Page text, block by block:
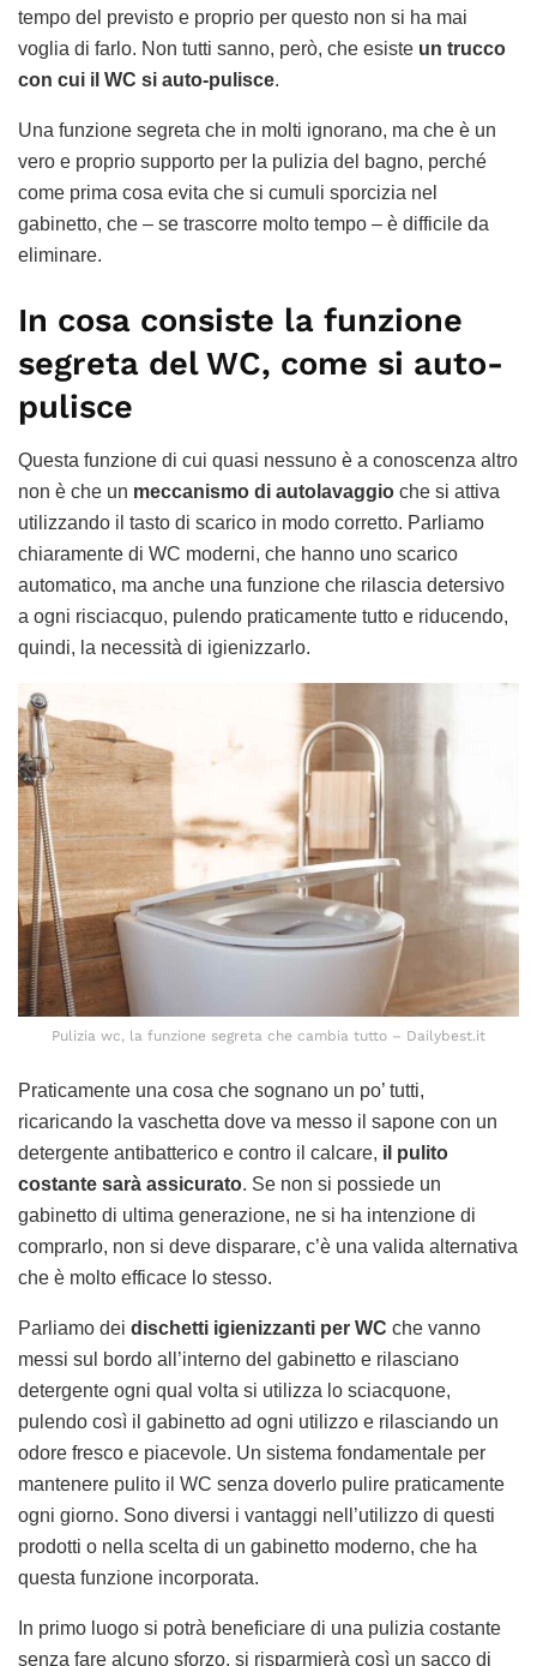
tempo del previsto e proprio per questo non si ha mai
voglia di farlo. Non tutti sanno, però, che esiste un trucco
con cui il WC si auto-pulisce.
Una funzione segreta che in molti ignorano, ma che è un
vero e proprio supporto per la pulizia del bagno, perché
come prima cosa evita che si cumuli sporcizia nel
gabinetto, che – se trascorre molto tempo – è difficile da
eliminare.
In cosa consiste la funzione
segreta del WC, come si auto-
pulisce
Questa funzione di cui quasi nessuno è a conoscenza altro
non è che un meccanismo di autolavaggio che si attiva
utilizzando il tasto di scarico in modo corretto. Parliamo
chiaramente di WC moderni, che hanno uno scarico
automatico, ma anche una funzione che rilascia detersivo
a ogni risciacquo, pulendo praticamente tutto e riducendo,
quindi, la necessità di igienizzarlo.
Pulizia wc, la funzione segreta che cambia tutto – Dailybest.it
Praticamente una cosa che sognano un po’ tutti,
ricaricando la vaschetta dove va messo il sapone con un
detergente antibatterico e contro il calcare, il pulito
costante sarà assicurato. Se non si possiede un
gabinetto di ultima generazione, ne si ha intenzione di
comprarlo, non si deve disparare, c’è una valida alternativa
che è molto efficace lo stesso.
Parliamo dei dischetti igienizzanti per WC che vanno
messi sul bordo all’interno del gabinetto e rilasciano
detergente ogni qual volta si utilizza lo sciacquone,
pulendo così il gabinetto ad ogni utilizzo e rilasciando un
odore fresco e piacevole. Un sistema fondamentale per
mantenere pulito il WC senza doverlo pulire praticamente
ogni giorno. Sono diversi i vantaggi nell’utilizzo di questi
prodotti o nella scelta di un gabinetto moderno, che ha
questa funzione incorporata.
In primo luogo si potrà beneficiare di una pulizia costante
senza fare alcuno sforzo, si risparmierà così un sacco di